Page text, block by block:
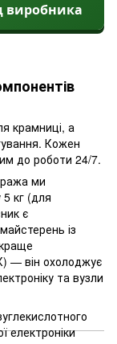
виробника
крамниці, а
Кожен
до роботи 24/7.
ми
кг (для
є
із
— він охолоджує
та вузли